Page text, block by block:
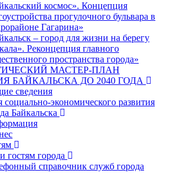
космос». Концепция
прогулочного бульвара в
Гагарина»
– город для жизни на берегу
Реконцепция главного
пространства города»
МАСТЕР-ПЛАН
БАЙКАЛЬСКА ДО 2040 ГОДА
сведения
социально-экономического развития
Байкальска
гостям города
справочник служб города